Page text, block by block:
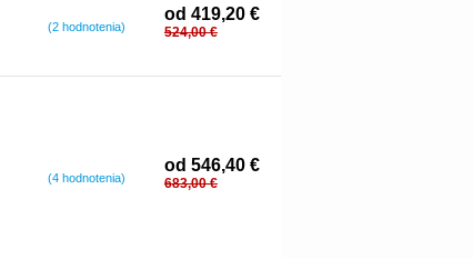
(2 hodnotenia)
od 419,20 €
524,00 €
(4 hodnotenia)
od 546,40 €
683,00 €